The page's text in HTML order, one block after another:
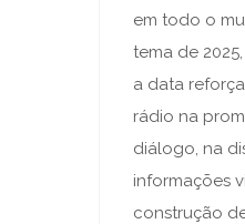
em todo o
tema de 2025,
a data
rádio na
diálogo, na
informações
construção